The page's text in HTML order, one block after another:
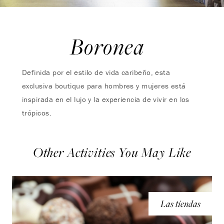
Boronea
Definida por el estilo de vida caribeño, esta
exclusiva boutique para hombres y mujeres está
inspirada en el lujo y la experiencia de vivir en los
trópicos.
Other Activities You May Like
Las tiendas